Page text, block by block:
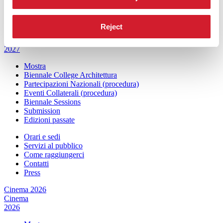
Reject
Press
Architettura
2027
Mostra
Biennale College Architettura
Partecipazioni Nazionali (procedura)
Eventi Collaterali (procedura)
Biennale Sessions
Submission
Edizioni passate
Orari e sedi
Servizi al pubblico
Come raggiungerci
Contatti
Press
Cinema 2026
Cinema
2026